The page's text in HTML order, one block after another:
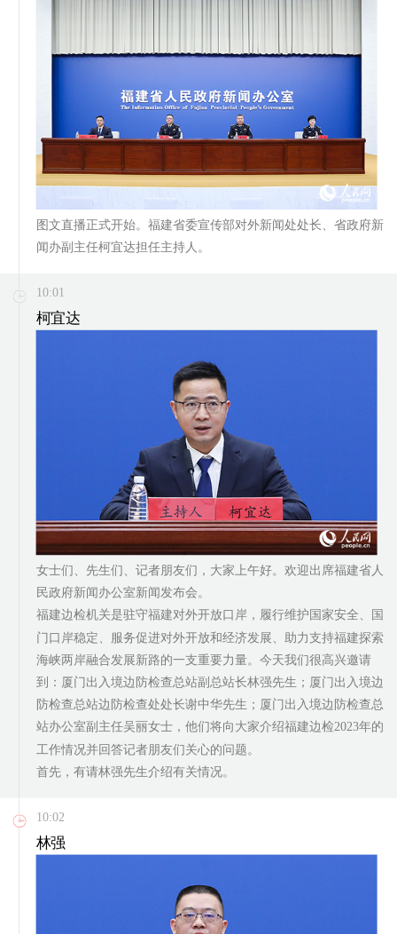
图文直播正式开始。福建省委宣传部对外新闻处处长、省政府新
闻办副主任柯宜达担任主持人。
10:01
柯宜达
女士们、先生们、记者朋友们，大家上午好。欢迎出席福建省人
民政府新闻办公室新闻发布会。
福建边检机关是驻守福建对外开放口岸，履行维护国家安全、国
门口岸稳定、服务促进对外开放和经济发展、助力支持福建探索
海峡两岸融合发展新路的一支重要力量。今天我们很高兴邀请
到：厦门出入境边防检查总站副总站长林强先生；厦门出入境边
防检查总站边防检查处处长谢中华先生；厦门出入境边防检查总
站办公室副主任吴丽女士，他们将向大家介绍福建边检2023年的
工作情况并回答记者朋友们关心的问题。
首先，有请林强先生介绍有关情况。
10:02
林强